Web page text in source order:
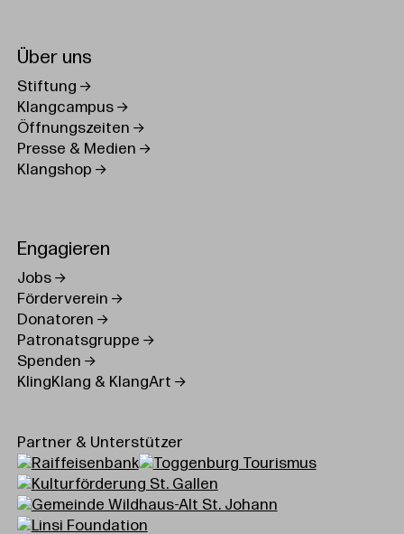
Über uns
Stiftung
Klangcampus
Öffnungszeiten
Presse & Medien
Klangshop
Engagieren
Jobs
Förderverein
Donatoren
Patronatsgruppe
Spenden
KlingKlang & KlangArt
Partner & Unterstützer